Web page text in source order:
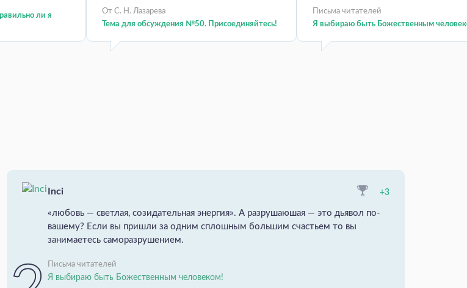
ли я
От С. Н. Лазарева
Тема для обсуждения №50. Присоединяйтесь!
Письма читателей
Я выбираю быть Божественным
Inci +3
«любовь — светлая, созидательная энергия». А разрушаюшая — это дьявол по-
вашему? Если вы пришли за одним сплошным большим счастьем то вы
занимаетесь саморазрушением.
Письма читателей
Я выбираю быть Божественным человеком!